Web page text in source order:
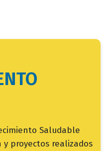
Saludable
proyectos realizados